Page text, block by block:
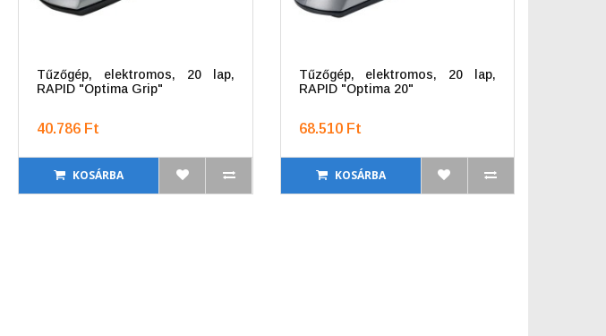
Tűzőgép, elektromos, 20 lap,
RAPID "Optima Grip"
40.786 Ft
KOSÁRBA
Tűzőgép, elektromos, 20 lap,
RAPID "Optima 20"
68.510 Ft
KOSÁRBA